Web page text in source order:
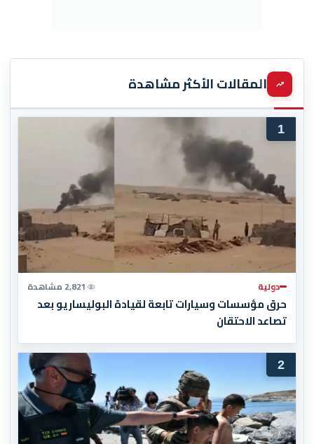
المقالات الأكثر مشاهدة
1
دولية 2,821 مشاهدة
حرق مؤسسات وسيارات تابعة لقيادة البوليساريو بعد
تصاعد الاحتقان
2